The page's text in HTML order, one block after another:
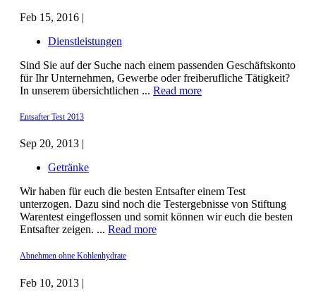
Feb 15, 2016 |
Dienstleistungen
Sind Sie auf der Suche nach einem passenden Geschäftskonto
für Ihr Unternehmen, Gewerbe oder freiberufliche Tätigkeit?
In unserem übersichtlichen ... Read more
Entsafter Test 2013
Sep 20, 2013 |
Getränke
Wir haben für euch die besten Entsafter einem Test
unterzogen. Dazu sind noch die Testergebnisse von Stiftung
Warentest eingeflossen und somit können wir euch die besten
Entsafter zeigen. ... Read more
Abnehmen ohne Kohlenhydrate
Feb 10, 2013 |